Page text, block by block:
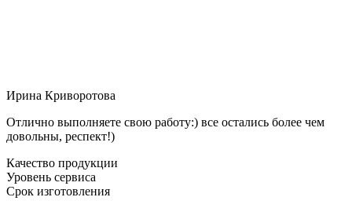
Ирина Криворотова
Отлично выполняете свою работу:) все остались более чем
довольны, респект!)
Качество продукции
Уровень сервиса
Срок изготовления